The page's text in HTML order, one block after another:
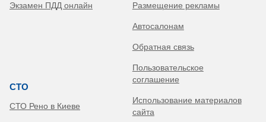
Экзамен ПДД онлайн
СТО
СТО Рено в Киеве
Размещение рекламы
Автосалонам
Обратная связь
Пользовательское
соглашение
Использование материалов
сайта